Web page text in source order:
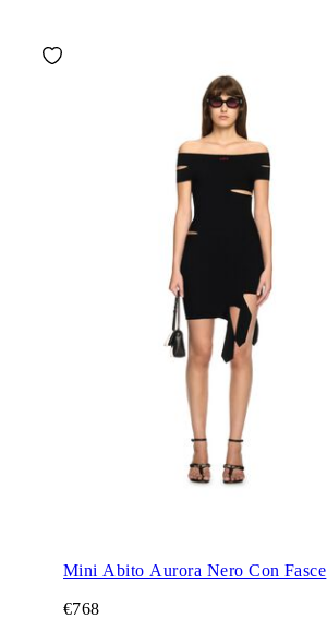
Mini Abito Aurora Nero Con Fasce
€768